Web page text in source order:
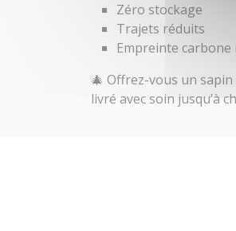
Zéro stockage
Trajets réduits
Empreinte carbone
🎄 Offrez-vous un
livré avec soin jusqu’à